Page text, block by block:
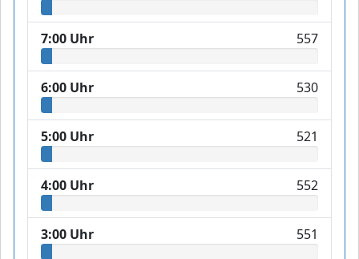
7:00 Uhr 557
6:00 Uhr 530
5:00 Uhr 521
4:00 Uhr 552
3:00 Uhr 551